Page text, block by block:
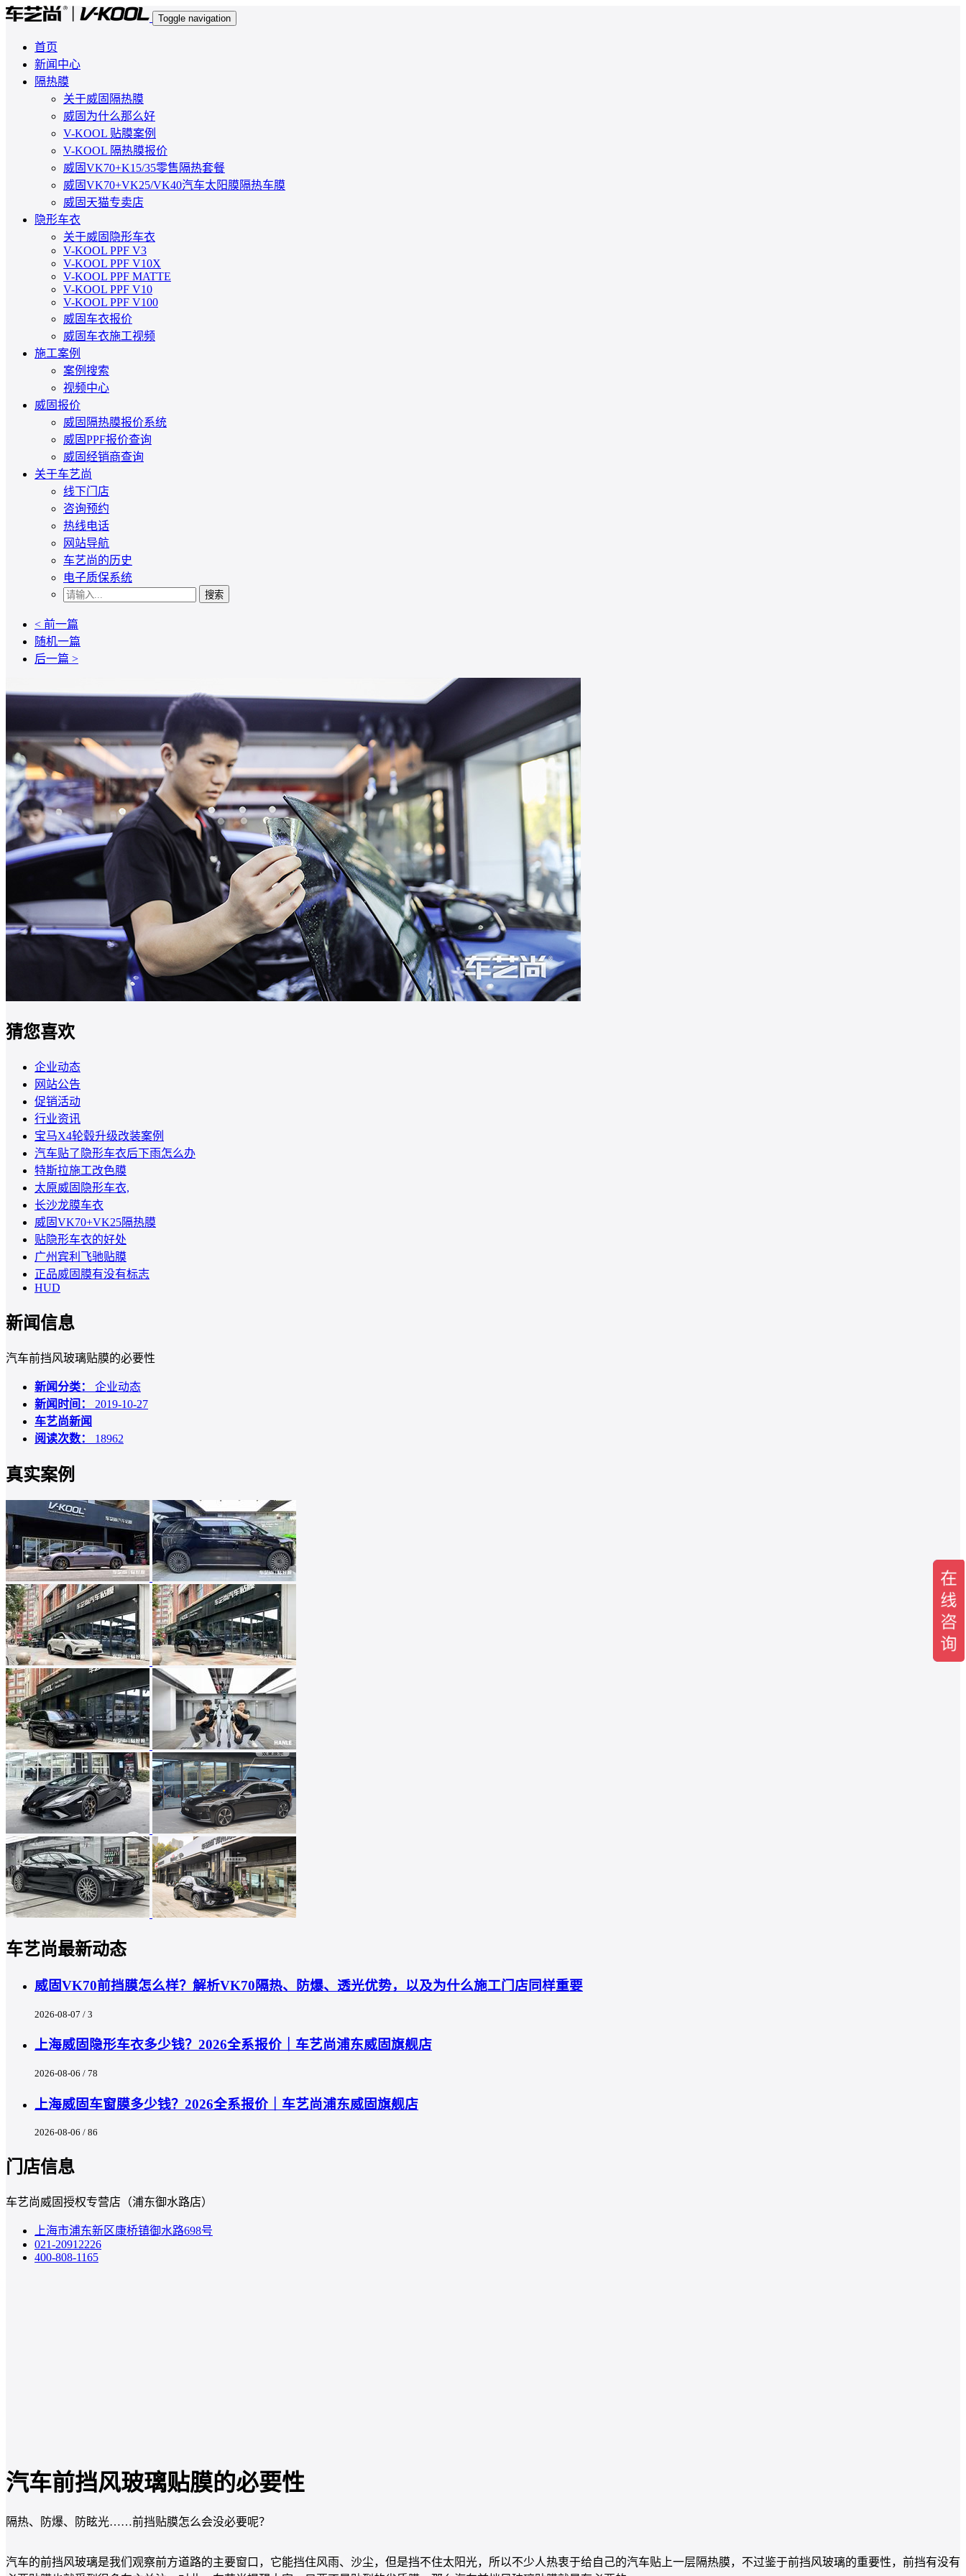
Toggle navigation
首页
新闻中心
隔热膜
关于威固隔热膜
威固为什么那么好
V-KOOL 贴膜案例
V-KOOL 隔热膜报价
威固VK70+K15/35零售隔热套餐
威固VK70+VK25/VK40汽车太阳膜隔热车膜
威固天猫专卖店
隐形车衣
关于威固隐形车衣
V-KOOL PPF V3
V-KOOL PPF V10X
V-KOOL PPF MATTE
V-KOOL PPF V10
V-KOOL PPF V100
威固车衣报价
威固车衣施工视频
施工案例
案例搜索
视频中心
威固报价
威固隔热膜报价系统
威固PPF报价查询
威固经销商查询
关于车艺尚
线下门店
咨询预约
热线电话
网站导航
车艺尚的历史
电子质保系统
搜索
< 前一篇
随机一篇
后一篇 >
猜您喜欢
企业动态
网站公告
促销活动
行业资讯
宝马X4轮毂升级改装案例
汽车贴了隐形车衣后下雨怎么办
特斯拉施工改色膜
太原威固隐形车衣,
长沙龙膜车衣
威固VK70+VK25隔热膜
贴隐形车衣的好处
广州宾利飞驰贴膜
正品威固膜有没有标志
HUD
新闻信息
汽车前挡风玻璃贴膜的必要性
新闻分类： 企业动态
新闻时间： 2019-10-27
车艺尚新闻
阅读次数： 18962
真实案例
车艺尚最新动态
威固VK70前挡膜怎么样？解析VK70隔热、防爆、透光优势，以及为什么施工门店同样重要
2026-08-07 / 3
上海威固隐形车衣多少钱？2026全系报价｜车艺尚浦东威固旗舰店
2026-08-06 / 78
上海威固车窗膜多少钱？2026全系报价｜车艺尚浦东威固旗舰店
2026-08-06 / 86
门店信息
车艺尚威固授权专营店（浦东御水路店）
上海市浦东新区康桥镇御水路698号
021-20912226
400-808-1165
汽车前挡风玻璃贴膜的必要性
隔热、防爆、防眩光……前挡贴膜怎么会没必要呢？
汽车的前挡风玻璃是我们观察前方道路的主要窗口，它能挡住风雨、沙尘，但是挡不住太阳光，所以不少人热衷于给自己的汽车贴上一层隔热膜，不过鉴于前挡风玻璃的重要性，前挡有没有